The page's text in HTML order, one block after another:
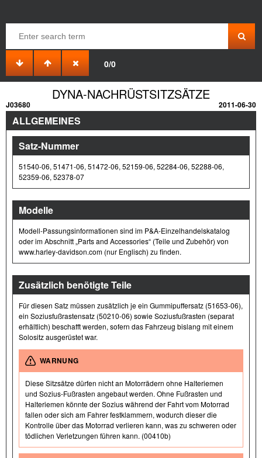
0/0
DYNA-NACHRÜSTSITZSÄTZE
J03680 2011-06-30
ALLGEMEINES
Satz-Nummer
51540-06, 51471-06, 51472-06, 52159-06, 52284-06, 52288-06,
52359-06, 52378-07
Modelle
Modell-Passungsinformationen sind im P&A-Einzelhandelskatalog
oder im Abschnitt „Parts and Accessories“ (Teile und Zubehör) von
www.harley-davidson.com (nur Englisch) zu finden.
Zusätzlich benötigte Teile
Für diesen Satz müssen zusätzlich je ein Gummipuffersatz (51653-06),
ein Soziusfußrastensatz (50210-06) sowie Soziusfußrasten (separat
erhältlich) beschafft werden, sofern das Fahrzeug bislang mit einem
Solositz ausgerüstet war.
WARNUNG
Diese Sitzsätze dürfen nicht an Motorrädern ohne Halteriemen
und Sozius-Fußrasten angebaut werden. Ohne Fußrasten und
Halteriemen könnte der Sozius während der Fahrt vom Motorrad
fallen oder sich am Fahrer festklammern, wodurch dieser die
Kontrolle über das Motorrad verlieren kann, was zu schweren oder
tödlichen Verletzungen führen kann. (00410b)